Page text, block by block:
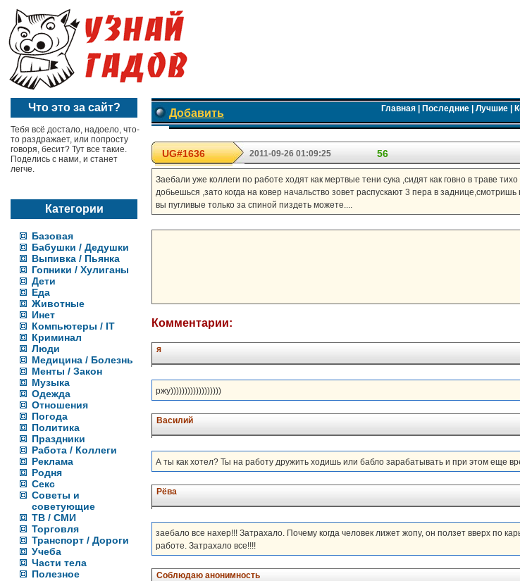
Что это за сайт?
Тебя всё достало, надоело, что-
то раздражает, или попросту
говоря, бесит? Тут все такие.
Поделись с нами, и станет
легче.
Категории
Базовая
Бабушки / Дедушки
Выпивка / Пьянка
Гопники / Хулиганы
Дети
Еда
Животные
Инет
Компьютеры / IT
Криминал
Люди
Медицина / Болезнь
Менты / Закон
Музыка
Одежда
Отношения
Погода
Политика
Праздники
Работа / Коллеги
Реклама
Родня
Секс
Советы и
советующие
ТВ / СМИ
Торговля
Транспорт / Дороги
Учеба
Части тела
Полезное
Добавить Главная| Последние| Лучшие|
UG#1636 2011-09-26 01:09:25 56
Заебали уже коллеги по работе ходят как мертвые тени сука ,сидят как говно в траве
добьешься ,зато когда на ковер начальство зовет распускают 3 пера в
вы пугливые только за спиной пиздеть можете....
Комментарии:
я
ржу))))))))))))))))))
Василий
А ты как хотел? Ты на работу дружить ходишь или бабло зарабатывать и при этом еще
Рёва
заебало все нахер!!! Затрахало. Почему когда человек лижет жопу, он ползет вверх по
работе. Затрахало все!!!!
Соблюдаю анонимность